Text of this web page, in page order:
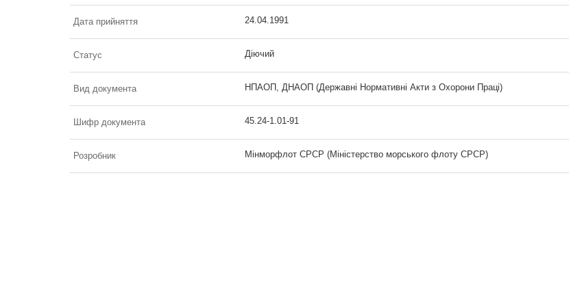
Дата прийняття 24.04.1991
Статус Діючий
Вид документа НПАОП, ДНАОП (Державні Нормативні Акти з Охорони Праці)
Шифр документа 45.24-1.01-91
Розробник Мінморфлот СРСР (Міністерство морського флоту СРСР)